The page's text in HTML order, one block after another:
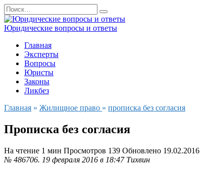
Перейти
к
содержанию
Search
for:
Юридические вопросы и ответы
Главная
Эксперты
Вопросы
Юристы
Законы
Ликбез
Главная » Жилищное право » прописка без согласия
Прописка без согласия
На чтение 1 мин Просмотров 139 Обновлено 19.02.2016
№ 486706. 19 февраля 2016 в 18:47 Тихвин